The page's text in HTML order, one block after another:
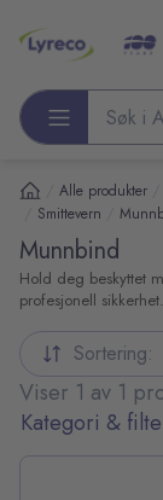
Søk etter
Alle produkter
Smittevern
Munnbind
Hold deg beskyttet
profesjonell sikkerhet.
Kategori &
Viser 1 av 1
Sortering: